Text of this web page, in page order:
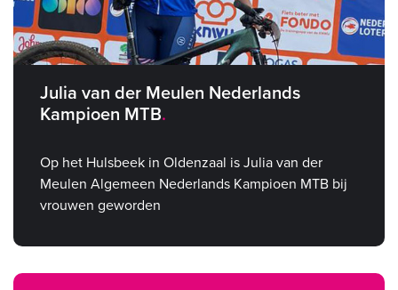
Julia van der Meulen Nederlands
Kampioen MTB
Op het Hulsbeek in Oldenzaal is Julia van der
Meulen Algemeen Nederlands Kampioen MTB bij
vrouwen geworden